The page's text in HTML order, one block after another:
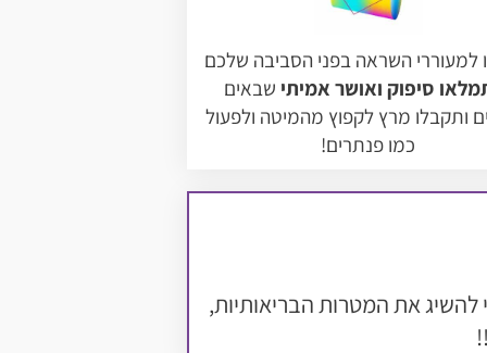
למעוררי השראה בפני הסביבה שלכם
סיפוק ואושר אמיתי שבאים
ותקבלו מרץ לקפוץ מהמיטה ולפעול
כמו פנתרים!
מה לעשות מחר בבוקר כדי להשיג את המטרות הבריאותיות,